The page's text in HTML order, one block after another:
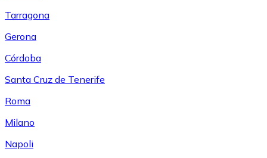
Tarragona
Gerona
Córdoba
Santa Cruz de Tenerife
Roma
Milano
Napoli